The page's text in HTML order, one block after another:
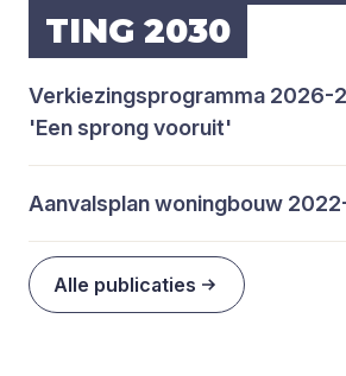
TING 2030
Verkiezingsprogramma 2026-
'Een sprong vooruit'
Aanvalsplan woningbouw
Alle publicaties